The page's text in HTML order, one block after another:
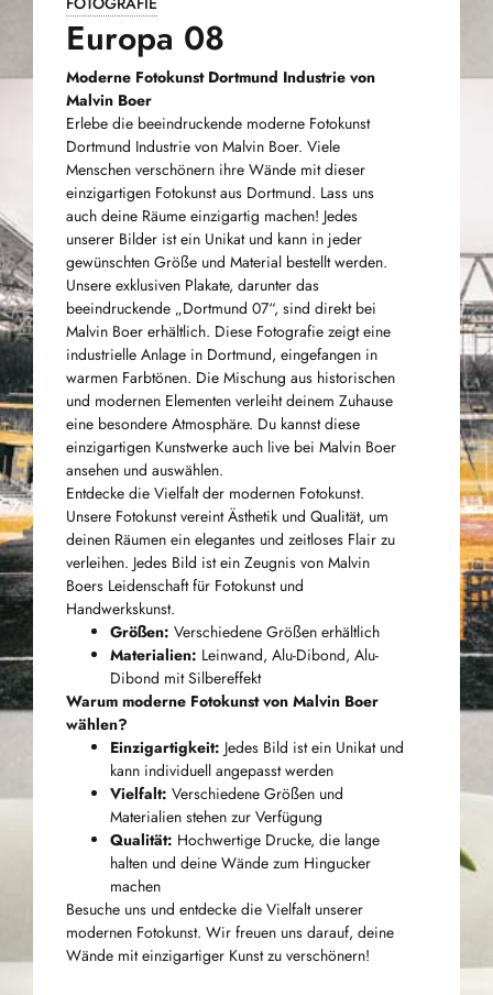
Europa 08
Moderne Fotokunst Dortmund Industrie von
Malvin Boer
Erlebe die beeindruckende moderne Fotokunst
Dortmund Industrie von Malvin Boer. Viele
Menschen verschönern ihre Wände mit dieser
einzigartigen Fotokunst aus Dortmund. Lass uns
auch deine Räume einzigartig machen! Jedes
unserer Bilder ist ein Unikat und kann in jeder
gewünschten Größe und Material bestellt werden.
Unsere exklusiven Plakate, darunter das
beeindruckende „Dortmund 07“, sind direkt bei
Malvin Boer erhältlich. Diese Fotografie zeigt eine
industrielle Anlage in Dortmund, eingefangen in
warmen Farbtönen. Die Mischung aus historischen
und modernen Elementen verleiht deinem Zuhause
eine besondere Atmosphäre. Du kannst diese
einzigartigen Kunstwerke auch live bei Malvin Boer
ansehen und auswählen.
Entdecke die Vielfalt der modernen Fotokunst.
Unsere Fotokunst vereint Ästhetik und Qualität, um
deinen Räumen ein elegantes und zeitloses Flair zu
verleihen. Jedes Bild ist ein Zeugnis von Malvin
Boers Leidenschaft für Fotokunst und
Handwerkskunst.
Größen: Verschiedene Größen erhältlich
Materialien: Leinwand, Alu-Dibond, Alu-
Dibond mit Silbereffekt
Warum moderne Fotokunst von Malvin Boer
wählen?
Einzigartigkeit: Jedes Bild ist ein Unikat und
kann individuell angepasst werden
Vielfalt: Verschiedene Größen und
Materialien stehen zur Verfügung
Qualität: Hochwertige Drucke, die lange
halten und deine Wände zum Hingucker
machen
Besuche uns und entdecke die Vielfalt unserer
modernen Fotokunst. Wir freuen uns darauf, deine
Wände mit einzigartiger Kunst zu verschönern!